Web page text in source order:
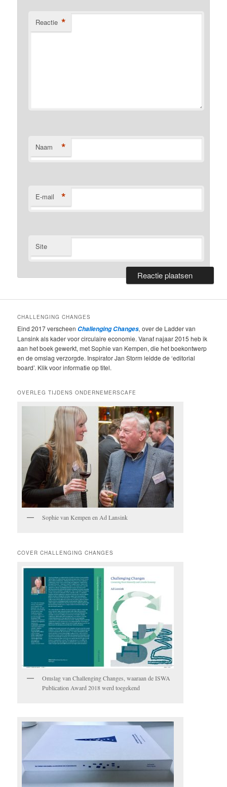
Reactie *
Naam *
E-mail *
Site
CHALLENGING CHANGES
Eind 2017 verscheen Challenging Changes, over de Ladder van
Lansink als kader voor circulaire economie. Vanaf najaar 2015 heb ik
aan het boek gewerkt, met Sophie van Kempen, die het boekontwerp
en de omslag verzorgde. Inspirator Jan Storm leidde de ‘editorial
board’. Klik voor informatie op titel.
OVERLEG TIJDENS ONDERNEMERSCAFE
Sophie van Kempen en Ad Lansink
COVER CHALLENGING CHANGES
Omslag van Challenging Changes, waaraan de ISWA
Publication Award 2018 werd toegekend